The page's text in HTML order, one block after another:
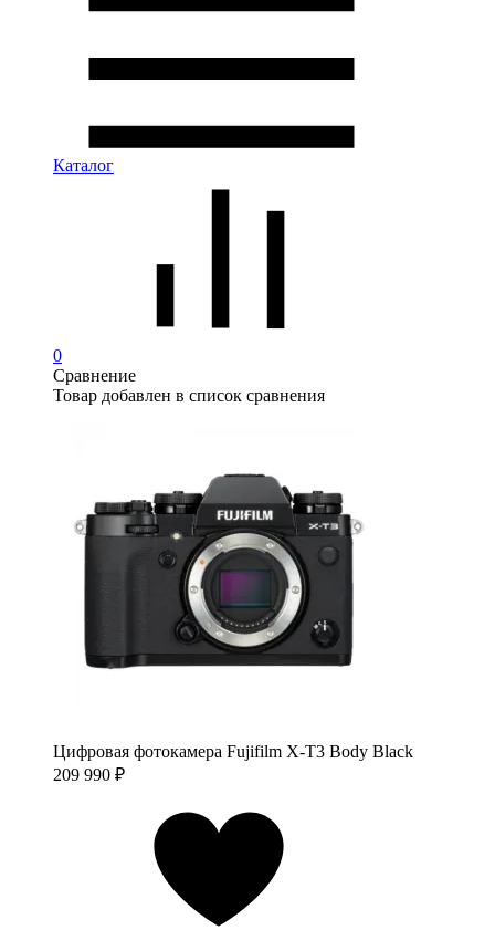
Каталог
0
Сравнение
Товар добавлен в список сравнения
Цифровая фотокамера Fujifilm X-T3 Body Black
209 990 ₽